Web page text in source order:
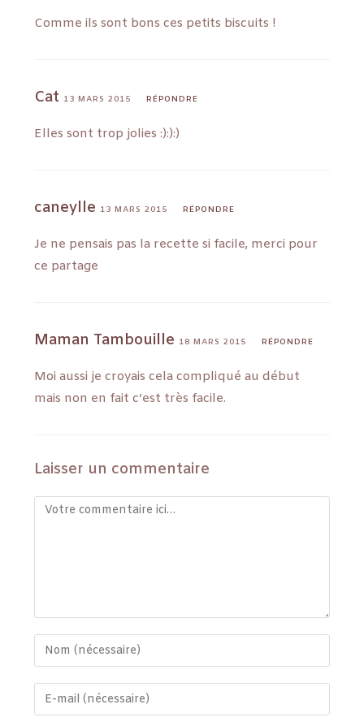
Comme ils sont bons ces petits biscuits !
Cat 13 MARS 2015 RÉPONDRE
Elles sont trop jolies :):):)
caneylle 13 MARS 2015 RÉPONDRE
Je ne pensais pas la recette si facile, merci pour
ce partage
Maman Tambouille 18 MARS 2015 RÉPONDRE
Moi aussi je croyais cela compliqué au début
mais non en fait c’est très facile.
Laisser un commentaire